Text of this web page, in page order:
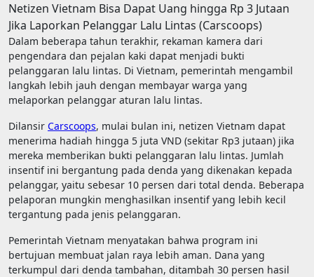
Netizen Vietnam Bisa Dapat Uang hingga Rp 3 Jutaan
Jika Laporkan Pelanggar Lalu Lintas (Carscoops)
Dalam beberapa tahun terakhir, rekaman kamera dari
pengendara dan pejalan kaki dapat menjadi bukti
pelanggaran lalu lintas. Di Vietnam, pemerintah mengambil
langkah lebih jauh dengan membayar warga yang
melaporkan pelanggar aturan lalu lintas.
Dilansir Carscoops, mulai bulan ini, netizen Vietnam dapat
menerima hadiah hingga 5 juta VND (sekitar Rp3 jutaan) jika
mereka memberikan bukti pelanggaran lalu lintas. Jumlah
insentif ini bergantung pada denda yang dikenakan kepada
pelanggar, yaitu sebesar 10 persen dari total denda. Beberapa
pelaporan mungkin menghasilkan insentif yang lebih kecil
tergantung pada jenis pelanggaran.
Pemerintah Vietnam menyatakan bahwa program ini
bertujuan membuat jalan raya lebih aman. Dana yang
terkumpul dari denda tambahan, ditambah 30 persen hasil